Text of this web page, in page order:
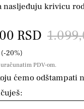
nasljeđuju krivicu
RSD
(-20%)
PDV-om.
ćemo odštampati